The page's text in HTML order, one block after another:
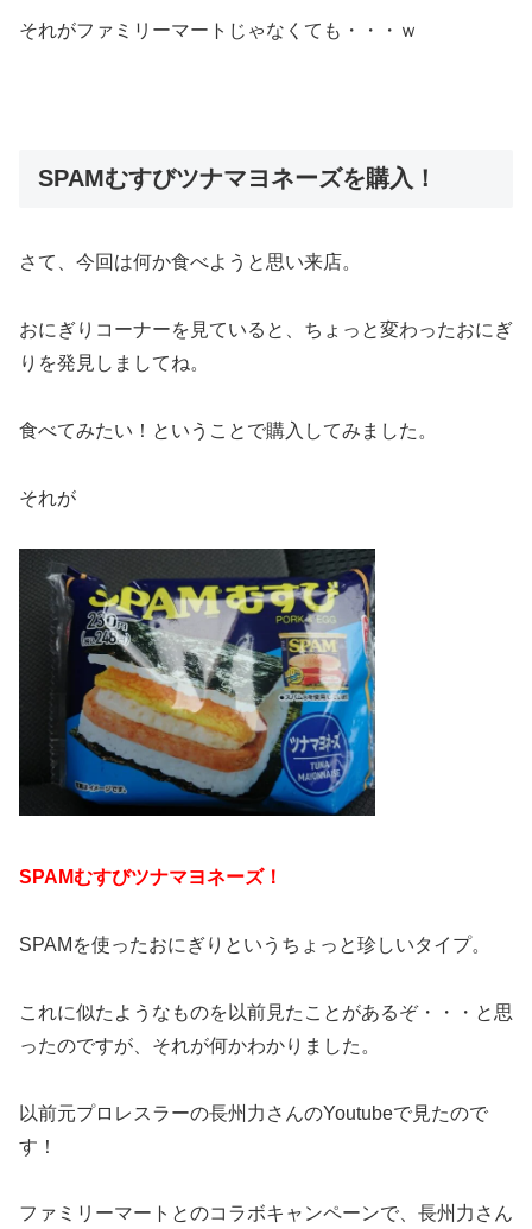
それがファミリーマートじゃなくても・・・ｗ
SPAMむすびツナマヨネーズを購入！
さて、今回は何か食べようと思い来店。
おにぎりコーナーを見ていると、ちょっと変わったおにぎ
りを発見しましてね。
食べてみたい！ということで購入してみました。
それが
SPAMむすびツナマヨネーズ！
SPAMを使ったおにぎりというちょっと珍しいタイプ。
これに似たようなものを以前見たことがあるぞ・・・と思
ったのですが、それが何かわかりました。
以前元プロレスラーの長州力さんのYoutubeで見たので
す！
ファミリーマートとのコラボキャンペーンで、長州力さん